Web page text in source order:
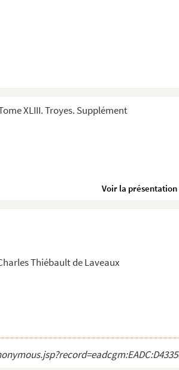
XLIII. Troyes. Supplément
Thiébault de Laveaux